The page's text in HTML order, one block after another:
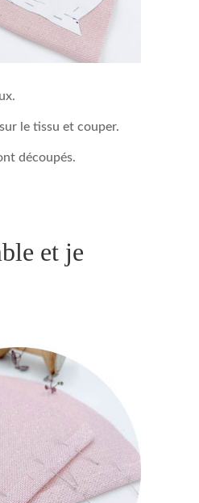
le tissu et couper.
découpés.
et je